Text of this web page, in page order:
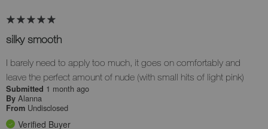
silky smooth
I barely need to apply too much, it goes on comfortably and
leave the perfect amount of nude (with small hits of light pink)
Submitted 1 month ago
By Alanna
From Undisclosed
Verified Buyer